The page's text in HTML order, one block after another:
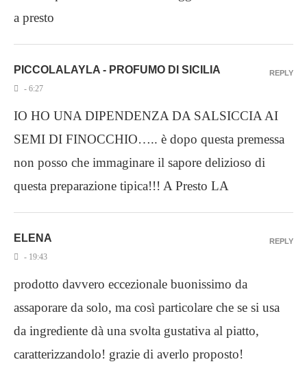
a presto
PICCOLALAYLA - PROFUMO DI SICILIA
- 6:27
IO HO UNA DIPENDENZA DA SALSICCIA AI
SEMI DI FINOCCHIO….. è dopo questa premessa
non posso che immaginare il sapore delizioso di
questa preparazione tipica!!! A Presto LA
REPLY
ELENA
- 19:43
prodotto davvero eccezionale buonissimo da
assaporare da solo, ma così particolare che se si usa
da ingrediente dà una svolta gustativa al piatto,
caratterizzandolo! grazie di averlo proposto!
REPLY